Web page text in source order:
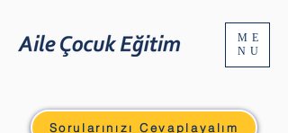
ME
NU
Sorularınızı Cevaplayalım